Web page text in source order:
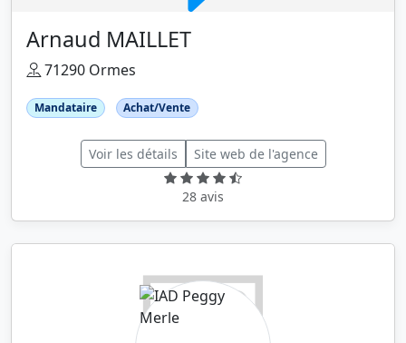
Arnaud MAILLET
71290 Ormes
Mandataire Achat/Vente
Voir les détails Site web de l'agence
28 avis